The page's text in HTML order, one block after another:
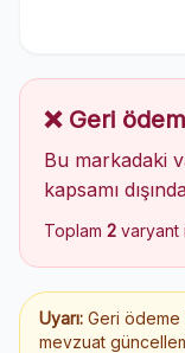
❌ Geri
Bu markadaki
kapsamı
Toplam 2 varyant
Uyarı: Geri ödeme
mevzuat